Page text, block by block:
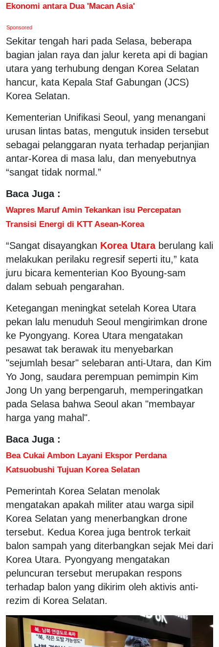
Ekonomi antara Dua 'Macan Asia'
Sponsored
Sekitar tengah hari pada Selasa, beberapa
bagian jalan raya dan jalur kereta api di bagian
utara yang terhubung dengan Korea Selatan
hancur, kata Kepala Staf Gabungan (JCS)
Korea Selatan.
Kementerian Unifikasi Seoul, yang menangani
urusan lintas batas, mengutuk insiden tersebut
sebagai pelanggaran nyata terhadap perjanjian
antar-Korea di masa lalu, dan menyebutnya
“sangat tidak normal.”
Baca Juga :
Wapres Maruf Amin Tekankan isu Percepatan
Transisi Energi di KTT Asean-Korea
“Sangat disayangkan Korea Utara berulang kali
melakukan perilaku regresif seperti itu,” kata
juru bicara kementerian Koo Byoung-sam
dalam sebuah pengarahan.
Ketegangan meningkat setelah Korea Utara
pekan lalu menuduh Seoul mengirimkan drone
ke Pyongyang. Korea Utara mengatakan
pesawat tak berawak itu menyebarkan
"sejumlah besar" selebaran anti-Utara, dan Kim
Yo Jong, saudara perempuan pemimpin Kim
Jong Un yang berpengaruh, memperingatkan
pada Selasa bahwa Seoul akan "membayar
harga yang mahal".
Baca Juga :
Bea Cukai Ambon Layani Ekspor Perdana
Katsuobushi Tujuan Korea Selatan
Pemerintah Korea Selatan menolak
mengatakan apakah militer atau warga sipil
Korea Selatan yang menerbangkan drone
tersebut. Kedua Korea juga bentrok terkait
balon sampah yang diterbangkan sejak Mei dari
Korea Utara. Pyongyang mengatakan
peluncuran tersebut merupakan respons
terhadap balon yang dikirim oleh aktivis anti-
rezim di Korea Selatan.